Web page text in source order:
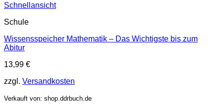
Schnellansicht
Schule
Wissensspeicher Mathematik – Das Wichtigste bis zum
Abitur
13,99 €
zzgl. Versandkosten
Verkauft von: shop.ddrbuch.de